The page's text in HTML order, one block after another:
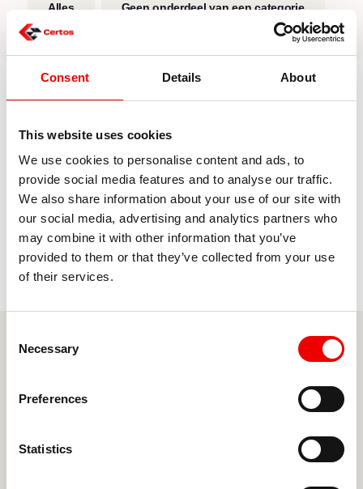
Consent Details About
This website uses cookies
We use cookies to personalise content and ads, to
provide social media features and to analyse our traffic.
We also share information about your use of our site with
our social media, advertising and analytics partners who
may combine it with other information that you’ve
provided to them or that they’ve collected from your use
of their services.
Selection
Necessary
Preferences
Statistics
Alles Geen onderdeel van een categorie
Storingsmonteur – regio Noord-
Holland
Meer en Duin 40